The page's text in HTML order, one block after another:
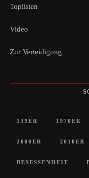
Toplisten
Video
Zur Verteidigung
139ER 1970ER
2000ER 2010ER
BESESSENHEIT